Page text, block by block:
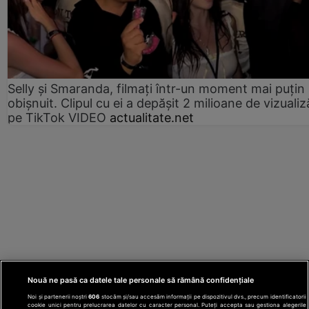
Selly și Smaranda, filmați într-un moment mai puțin
obișnuit. Clipul cu ei a depășit 2 milioane de
pe TikTok VIDEO actualitate.net
Nouă ne pasă ca datele tale personale să rămână confidențiale
Noi și partenerii noștri606 stocăm și/sau accesăm informații pe dispozitivul dvs., precum identificatorii
cookie unici pentru prelucrarea datelor cu caracter personal. Puteți accepta sau gestiona alegerile